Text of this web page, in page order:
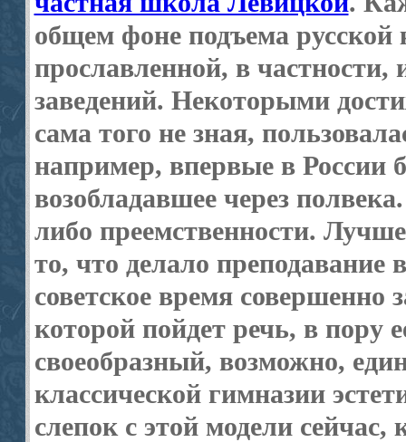
общем фоне подъема
прославленной, в
заведений. Некоторыми
сама того не зная,
например, впервые в России
возобладавшее через
либо преемственности.
то, что делало
советское время совершенно
которой пойдет речь, в пору
своеобразный, возможно,
классической гимназии
слепок с этой модели